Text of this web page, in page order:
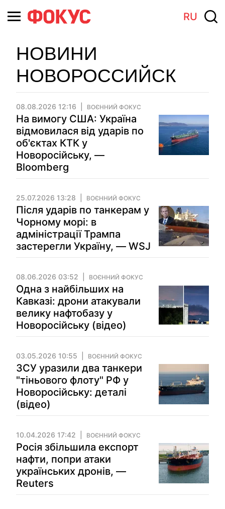
RU
НОВИНИ
НОВОРОССИЙСК
08.08.2026 12:16 ВОЄННИЙ ФОКУС
На вимогу США: Україна
відмовилася від ударів по
об'єктах КТК у
Новоросійську, —
Bloomberg
25.07.2026 13:28 ВОЄННИЙ ФОКУС
Після ударів по танкерам у
Чорному морі: в
адміністрації Трампа
застерегли Україну, — WSJ
08.06.2026 03:52 ВОЄННИЙ ФОКУС
Одна з найбільших на
Кавказі: дрони атакували
велику нафтобазу у
Новоросійську (відео)
03.05.2026 10:55 ВОЄННИЙ ФОКУС
ЗСУ уразили два танкери
"тіньового флоту" РФ у
Новоросійську: деталі
(відео)
10.04.2026 17:42 ВОЄННИЙ ФОКУС
Росія збільшила експорт
нафти, попри атаки
українських дронів, —
Reuters